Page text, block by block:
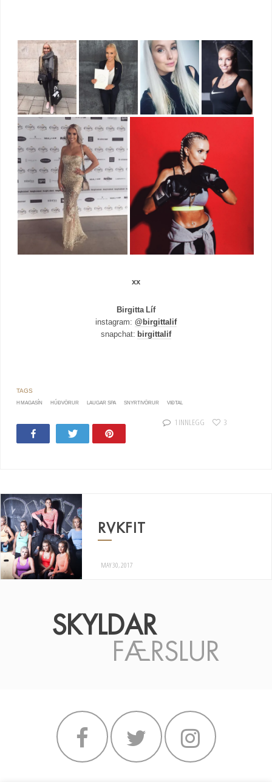
xx
Birgitta Líf
instagram: @birgittalif
snapchat: birgittalif
H MAGASÍN HÚÐVÖRUR LAUGAR SPA SNYRTIVÖRUR VIÐTAL
Tweet
1 INNLEGG 3
RVKFIT
MAY 30, 2017
SKYLDAR
FÆRSLUR